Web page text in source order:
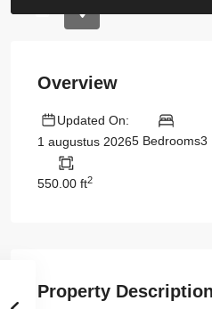
Overview
Updated On:
1 augustus 20265 Bedrooms3
550.00 ft2
Property Description